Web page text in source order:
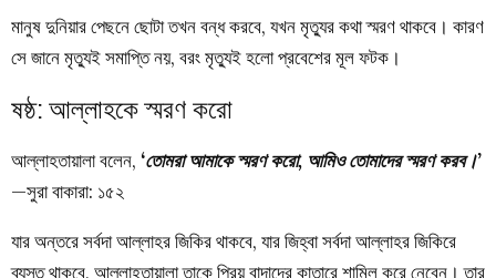
মানুষ দুনিয়ার পেছনে ছোটা তখন বন্ধ করবে, যখন মৃত্যুর কথা স্মরণ থাকবে। কারণ
সে জানে মৃত্যুই সমাপ্তি নয়, বরং মৃত্যুই হলো প্রবেশের মূল ফটক।
ষষ্ঠ: আল্লাহকে স্মরণ করো
আল্লাহতায়ালা বলেন, ‘তোমরা আমাকে স্মরণ করো, আমিও তোমাদের স্মরণ করব।’
—সুরা বাকারা: ১৫২
যার অন্তরে সর্বদা আল্লাহর জিকির থাকবে, যার জিহ্বা সর্বদা আল্লাহর জিকিরে
ব্যস্ত থাকবে, আল্লাহতায়ালা তাকে প্রিয় বান্দাদের কাতারে শামিল করে নেবেন। তার